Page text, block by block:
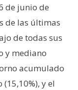
de junio de
de las últimas
de todas sus
y mediano
acumulado
y el